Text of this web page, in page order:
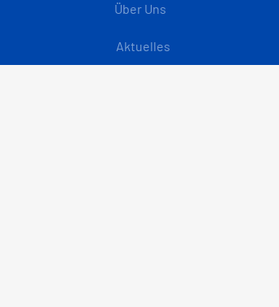
Über Uns
Aktuelles